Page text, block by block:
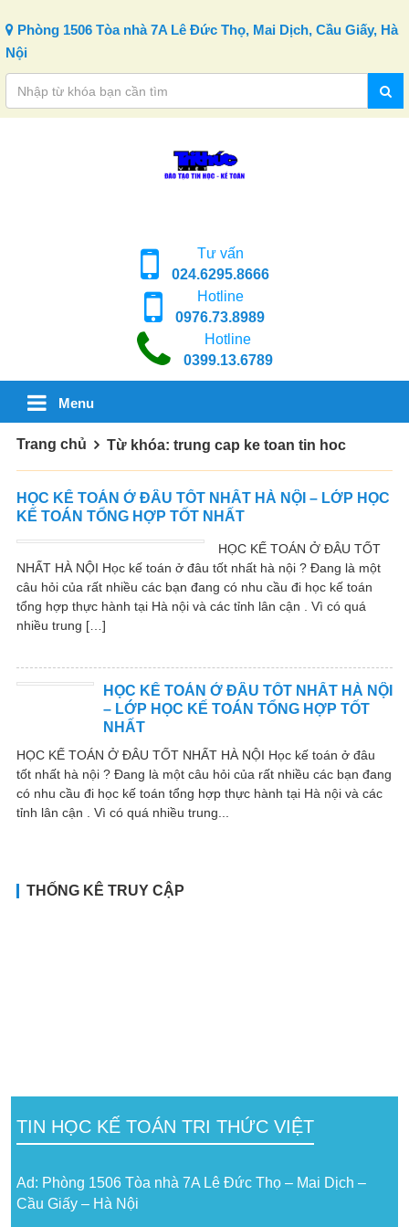
Phòng 1506 Tòa nhà 7A Lê Đức Thọ, Mai Dịch, Cầu Giấy, Hà
Nội
Tư vấn
024.6295.8666
Hotline
0976.73.8989
Hotline
0399.13.6789
Menu
Trang chủ Từ khóa: trung cap ke toan tin hoc
HỌC KẾ TOÁN Ở ĐÂU TỐT NHẤT HÀ NỘI – LỚP HỌC
KẾ TOÁN TỔNG HỢP TỐT NHẤT
HỌC KẾ TOÁN Ở ĐÂU TỐT
NHẤT HÀ NỘI Học kế toán ở đâu tốt nhất hà nội ? Đang là một
câu hỏi của rất nhiều các bạn đang có nhu cầu đi học kế toán
tổng hợp thực hành tại Hà nội và các tỉnh lân cận . Vì có quá
nhiều trung […]
HỌC KẾ TOÁN Ở ĐÂU TỐT NHẤT HÀ NỘI
– LỚP HỌC KẾ TOÁN TỔNG HỢP TỐT
NHẤT
HỌC KẾ TOÁN Ở ĐÂU TỐT NHẤT HÀ NỘI Học kế toán ở đâu
tốt nhất hà nội ? Đang là một câu hỏi của rất nhiều các bạn đang
có nhu cầu đi học kế toán tổng hợp thực hành tại Hà nội và các
tỉnh lân cận . Vì có quá nhiều trung...
THỐNG KÊ TRUY CẬP
TIN HỌC KẾ TOÁN TRI THỨC VIỆT
Ad: Phòng 1506 Tòa nhà 7A Lê Đức Thọ – Mai Dịch –
Cầu Giấy – Hà Nội